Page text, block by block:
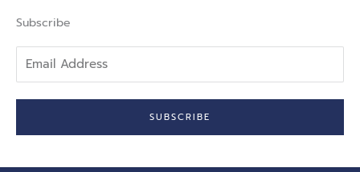
-
f
Subscribe
Address
SUBSCRIBE